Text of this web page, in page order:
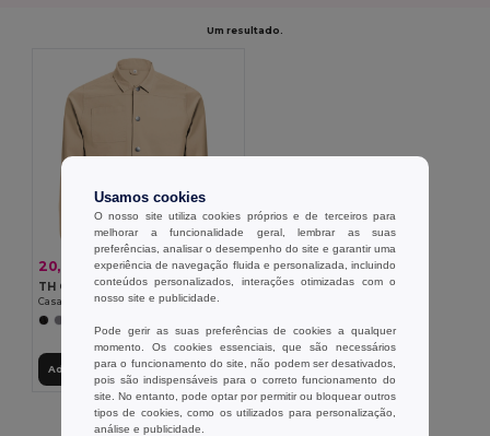
Um resultado.
20,87 €33,15 € -37%
TH Clothes 30248
Casaco unissexo em algodão e elastano
Adicionar ao Carrinho
Exibindo Todos Os Produtos.
Usamos cookies
O nosso site utiliza cookies próprios e de terceiros para
melhorar a funcionalidade geral, lembrar as suas
preferências, analisar o desempenho do site e garantir uma
experiência de navegação fluida e personalizada, incluindo
conteúdos personalizados, interações otimizadas com o
nosso site e publicidade.
Pode gerir as suas preferências de cookies a qualquer
momento. Os cookies essenciais, que são necessários
para o funcionamento do site, não podem ser desativados,
pois são indispensáveis para o correto funcionamento do
site. No entanto, pode optar por permitir ou bloquear outros
tipos de cookies, como os utilizados para personalização,
análise e publicidade.